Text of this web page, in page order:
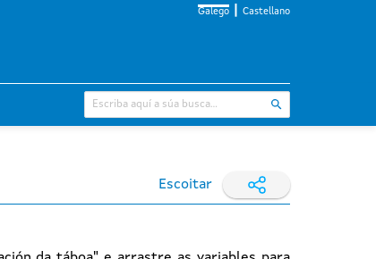
Galego Castellano
Escoitar